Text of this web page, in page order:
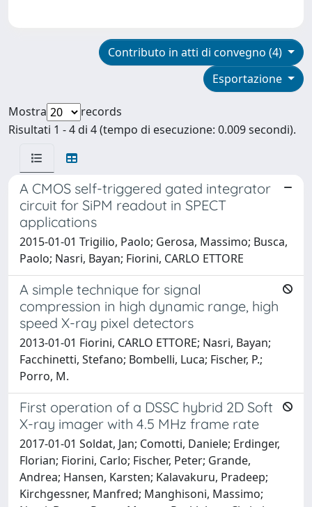
Contributo in atti di convegno (4)
Esportazione
Mostra
records
Risultati 1 - 4 di 4 (tempo di esecuzione: 0.009 secondi).
A CMOS self-triggered gated integrator
circuit for SiPM readout in SPECT
applications
2015-01-01 Trigilio, Paolo; Gerosa, Massimo; Busca,
Paolo; Nasri, Bayan; Fiorini, CARLO ETTORE
A simple technique for signal
compression in high dynamic range, high
speed X-ray pixel detectors
2013-01-01 Fiorini, CARLO ETTORE; Nasri, Bayan;
Facchinetti, Stefano; Bombelli, Luca; Fischer, P.;
Porro, M.
First operation of a DSSC hybrid 2D Soft
X-ray imager with 4.5 MHz frame rate
2017-01-01 Soldat, Jan; Comotti, Daniele; Erdinger,
Florian; Fiorini, Carlo; Fischer, Peter; Grande,
Andrea; Hansen, Karsten; Kalavakuru, Pradeep;
Kirchgessner, Manfred; Manghisoni, Massimo;